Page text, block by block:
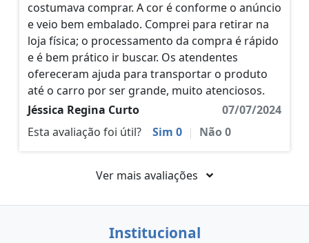
costumava comprar. A cor é conforme o anúncio
e veio bem embalado. Comprei para retirar na
loja física; o processamento da compra é rápido
e é bem prático ir buscar. Os atendentes
ofereceram ajuda para transportar o produto
até o carro por ser grande, muito atenciosos.
Jéssica Regina Curto
07/07/2024
Esta avaliação foi útil?
Sim 0 | Não0
Ver mais avaliações
Institucional